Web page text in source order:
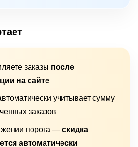
заказы после
на сайте
учитывает сумму
заказов
порога — скидка
автоматически